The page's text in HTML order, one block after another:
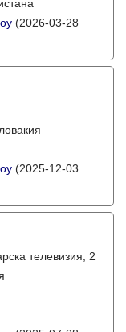
(2026-03-28
(2025-12-03
телевизия, 2